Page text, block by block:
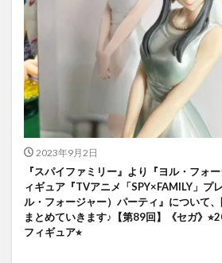
2023年9月2日
『スパイファミリー』より『ヨル・フォ
ィギュア『TVアニメ「SPY×FAMILY」プ
ル・フォージャー）パーティ』について
まとめていきます♪【第89回】《セガ》
フィギュア⭐︎